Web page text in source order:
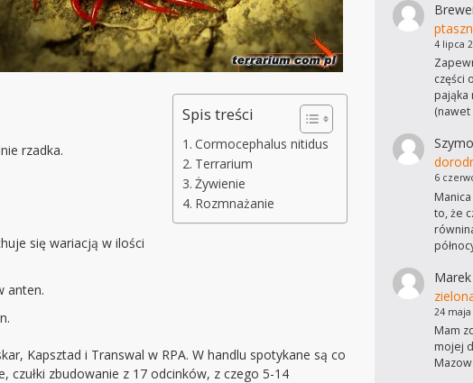
Spis treści
Cormocephalus nitidus
Terrarium
Żywienie
Rozmnażanie
rzadka.
się wariacją w ilości
anten.
Kapsztad i Transwal w RPA. W handlu spotykane są co
czułki zbudowanie z 17 odcinków, z czego 5-14
4 lipca
części
pająka
6
to, że
Marek
24 maja
Mam
mojej